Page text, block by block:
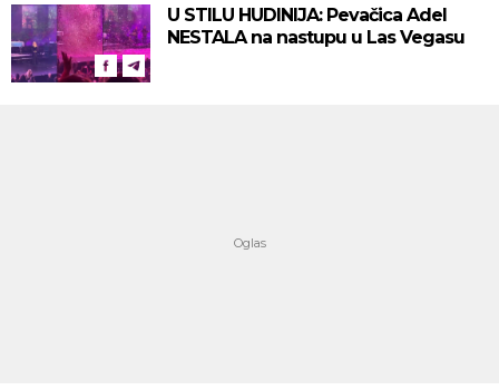
U STILU HUDINIJA: Pevačica Adel
NESTALA na nastupu u Las Vegasu